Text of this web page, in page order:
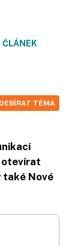
ČLÁNEK
TÉMA
otevírat
také Nové